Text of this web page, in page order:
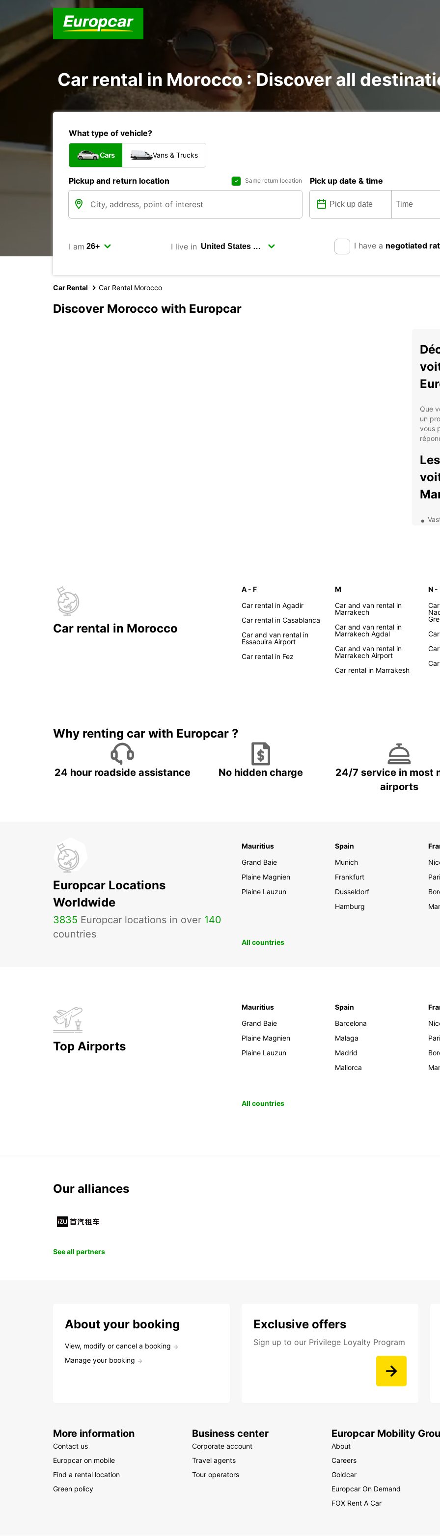
Car rental in Morocco : Discover all
What type of vehicle?
Cars Vans & Trucks
Pickup and return location Same return location Pick up date & time
I am I live in I have a negotiated
Car Rental Car Rental Morocco
Discover Morocco with Europcar
Que
un
vous
tous
Car rental in Morocco
A - F
Car rental in Agadir
Car rental in Casablanca
Car and van rental in
Essaouira Airport
Car rental in Fez
M
Car and van rental in
Marrakech
Car and van rental in
Marrakech Agdal
Car and van rental in
Marrakech Airport
Car rental in Marrakesh
N -
Why renting car with Europcar ?
24 hour roadside assistance No hidden charge
24/7 service in most
airports
Europcar Locations
Worldwide
3835 Europcar locations in over 140
countries
Mauritius
Grand Baie
Plaine Magnien
Plaine Lauzun
Spain
Munich
Frankfurt
Dusseldorf
Hamburg
All countries
Top Airports
Mauritius
Grand Baie
Plaine Magnien
Plaine Lauzun
Spain
Barcelona
Malaga
Madrid
Mallorca
All countries
Our alliances
See all partners
About your booking
View, modify or cancel a booking
Manage your booking
Exclusive offers
Sign up to our Privilege Loyalty Program
More information
Contact us
Europcar on mobile
Find a rental location
Green policy
Business center
Corporate account
Travel agents
Tour operators
Europcar Mobility
About
Careers
Goldcar
Europcar On Demand
FOX Rent A Car